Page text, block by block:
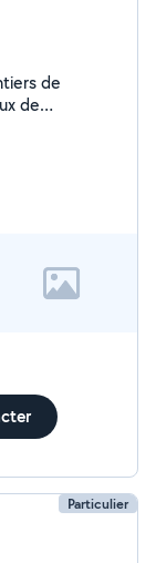
de
de
dans la
aussi)
Patient,
Particulier